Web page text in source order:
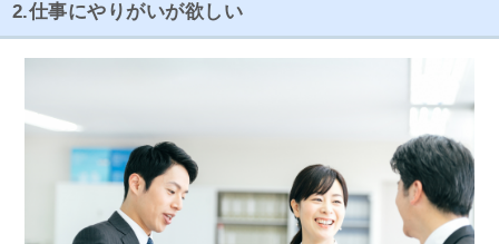
2.仕事にやりがいが欲しい